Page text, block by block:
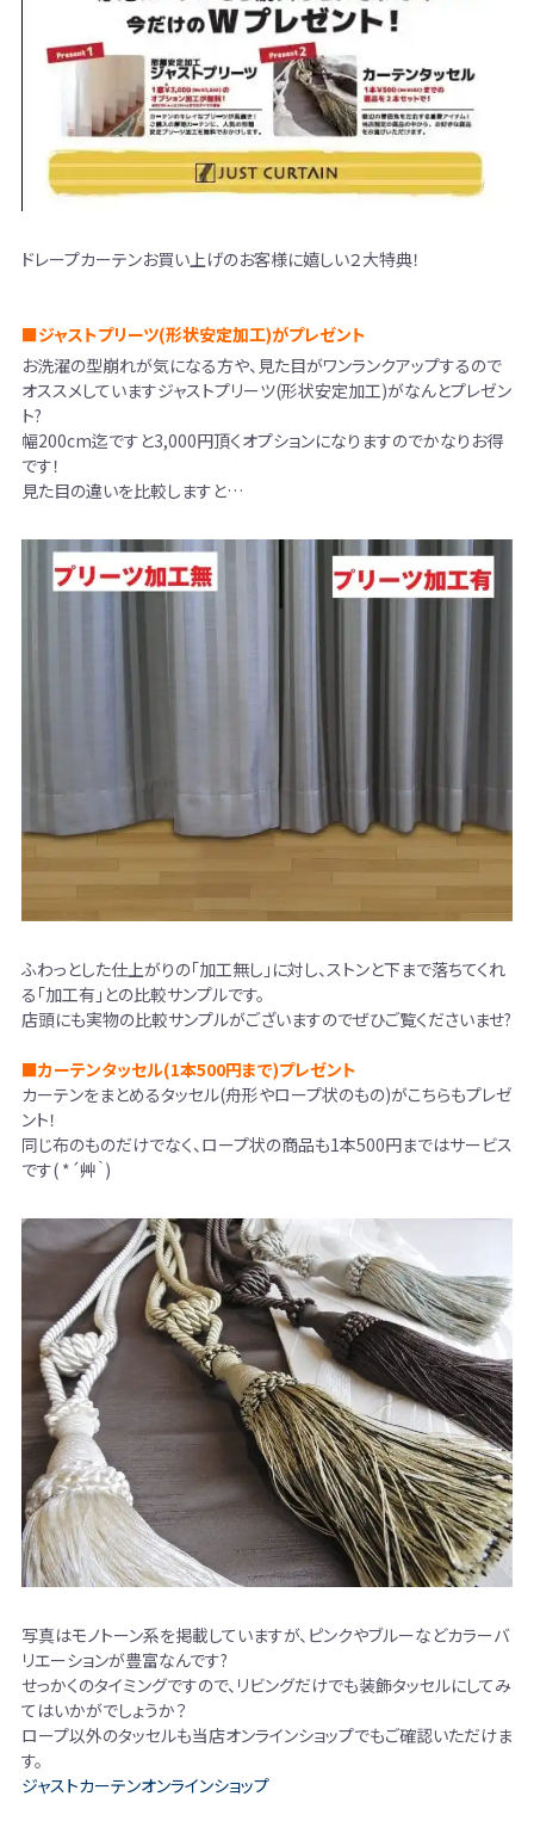
ドレープカーテンお買い上げのお客様に嬉しい２大特典！
■ジャストプリーツ(形状安定加工)がプレゼント
お洗濯の型崩れが気になる方や、見た目がワンランクアップするので
オススメしていますジャストプリーツ(形状安定加工)がなんとプレゼン
ト?
幅200cm迄ですと3,000円頂くオプションになりますのでかなりお得
です！
見た目の違いを比較しますと…
ふわっとした仕上がりの「加工無し」に対し、ストンと下まで落ちてくれ
る「加工有」との比較サンプルです。
店頭にも実物の比較サンプルがございますのでぜひご覧くださいませ?
■カーテンタッセル(1本500円まで)プレゼント
カーテンをまとめるタッセル(舟形やロープ状のもの)がこちらもプレゼ
ント！
同じ布のものだけでなく、ロープ状の商品も1本500円まではサービス
です( *´艸｀)
写真はモノトーン系を掲載していますが、ピンクやブルーなどカラーバ
リエーションが豊富なんです?
せっかくのタイミングですので、リビングだけでも装飾タッセルにしてみ
てはいかがでしょうか？
ロープ以外のタッセルも当店オンラインショップでもご確認いただけま
す。
ジャストカーテンオンラインショップ